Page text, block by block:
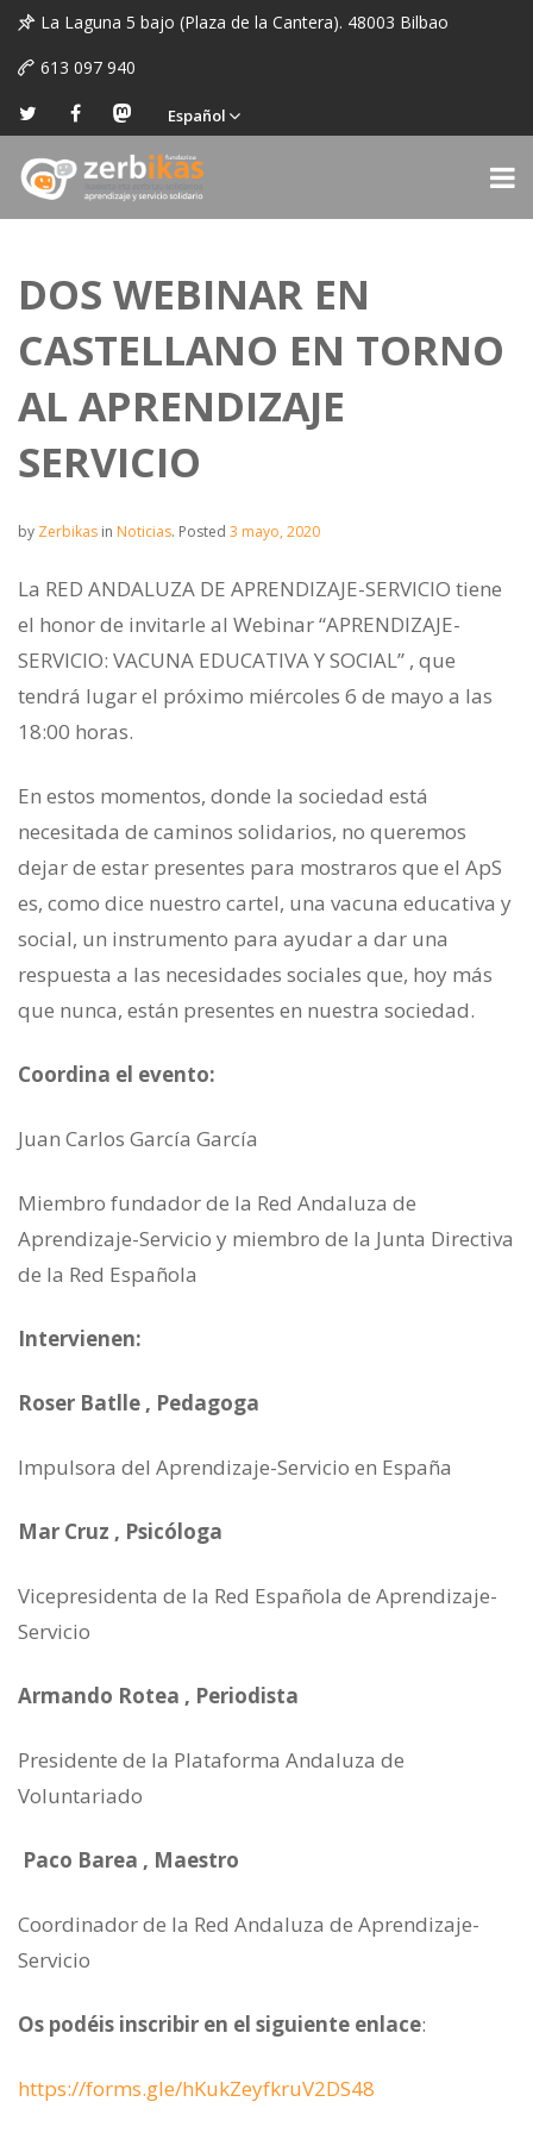
La Laguna 5 bajo (Plaza de la Cantera). 48003 Bilbao
613 097 940
Español
DOS WEBINAR EN
CASTELLANO EN TORNO
AL APRENDIZAJE
SERVICIO
by Zerbikas in Noticias. Posted 3 mayo, 2020
La RED ANDALUZA DE APRENDIZAJE-SERVICIO tiene
el honor de invitarle al Webinar “APRENDIZAJE-
SERVICIO: VACUNA EDUCATIVA Y SOCIAL” , que
tendrá lugar el próximo miércoles 6 de mayo a las
18:00 horas.
En estos momentos, donde la sociedad está
necesitada de caminos solidarios, no queremos
dejar de estar presentes para mostraros que el ApS
es, como dice nuestro cartel, una vacuna educativa y
social, un instrumento para ayudar a dar una
respuesta a las necesidades sociales que, hoy más
que nunca, están presentes en nuestra sociedad.
Coordina el evento:
Juan Carlos García García
Miembro fundador de la Red Andaluza de
Aprendizaje-Servicio y miembro de la Junta Directiva
de la Red Española
Intervienen:
Roser Batlle , Pedagoga
Impulsora del Aprendizaje-Servicio en España
Mar Cruz , Psicóloga
Vicepresidenta de la Red Española de Aprendizaje-
Servicio
Armando Rotea , Periodista
Presidente de la Plataforma Andaluza de
Voluntariado
Paco Barea , Maestro
Coordinador de la Red Andaluza de Aprendizaje-
Servicio
Os podéis inscribir en el siguiente enlace:
https://forms.gle/hKukZeyfkruV2DS48